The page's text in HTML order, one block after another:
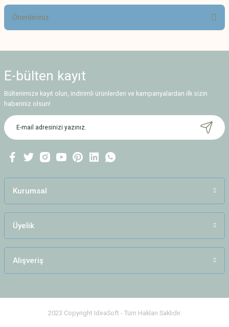
Önerileriniz
Görüş ve önerileriniz için teşekkür ederiz.
Ürün resmi kalitesiz, bozuk veya görüntülenemiyor.
Ürün açıklamasında eksik bilgiler bulunuyor.
Ürün bilgilerinde hatalar bulunuyor.
Bu ürüne benzer farklı alternatifler olmalı.
E-bülten kayıt
Bültenimize kayıt olun, indirimli ürünlerden ve kampanyalardan ilk sizin
haberiniz olsun!
Kurumsal
Üyelik
Alışveriş
2023 Copyright IdeaSoft - Tüm Hakları Saklıdır.